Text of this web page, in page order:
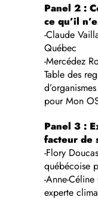
Panel 2 :
ce qu’il
-Claude
Québec
-Mercédez
Table des
pour Mon
Panel 3 :
facteur de
-Flory
québécoise
-Anne-
experte